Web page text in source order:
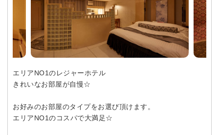
エリアNO1のレジャーホテル
きれいなお部屋が自慢☆
お好みのお部屋のタイプをお選び頂けます。
エリアNO1のコスパで大満足☆